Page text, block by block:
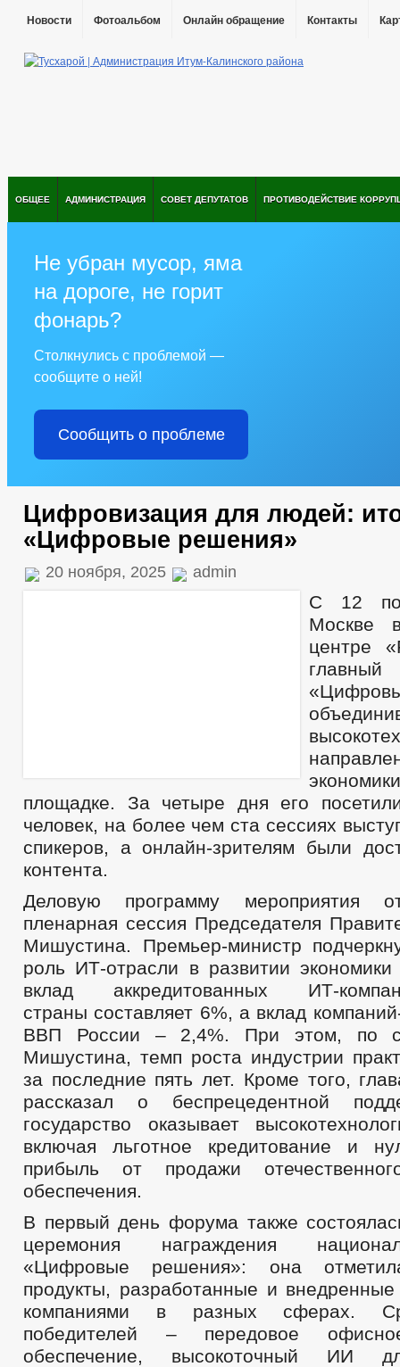
Новости Фотоальбом Онлайн обращение Контакты
ОБЩЕЕ АДМИНИСТРАЦИЯ СОВЕТ ДЕПУТАТОВ ПРОТИВОДЕЙСТВИЕ
Не убран мусор, яма
на дороге, не горит
фонарь?
Столкнулись с проблемой —
сообщите о ней!
Сообщить о проблеме
Цифровизация для людей:
«Цифровые решения»
20 ноября, 2025 admin
С 12
Москве
центре
площадке. За четыре дня его
человек, на более чем ста сессиях
спикеров, а онлайн-зрителям были
контента.
Деловую программу мероприятия
пленарная сессия Председателя
Мишустина. Премьер-министр
роль ИТ-отрасли в развитии экономики
вклад аккредитованных ИТ-
страны составляет 6%, а вклад
ВВП России – 2,4%. При этом, по
Мишустина, темп роста индустрии
за последние пять лет. Кроме того,
рассказал о беспрецедентной
государство оказывает
включая льготное кредитование и
прибыль от продажи
обеспечения.
В первый день форума также
церемония награждения
«Цифровые решения»: она
продукты, разработанные и
компаниями в разных сферах.
победителей – передовое
обеспечение, высокоточный ИИ